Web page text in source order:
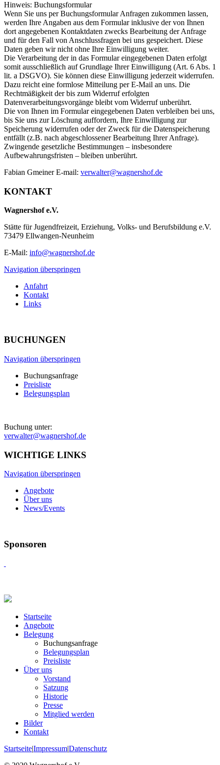
Hinweis: Buchungsformular
Wenn Sie uns per Buchungsformular Anfragen zukommen lassen,
werden Ihre Angaben aus dem Formular inklusive der von Ihnen
dort angegebenen Kontaktdaten zwecks Bearbeitung der Anfrage
und für den Fall von Anschlussfragen bei uns gespeichert. Diese
Daten geben wir nicht ohne Ihre Einwilligung weiter.
Die Verarbeitung der in das Formular eingegebenen Daten erfolgt
somit ausschließlich auf Grundlage Ihrer Einwilligung (Art. 6 Abs. 1
lit. a DSGVO). Sie können diese Einwilligung jederzeit widerrufen.
Dazu reicht eine formlose Mitteilung per E-Mail an uns. Die
Rechtmäßigkeit der bis zum Widerruf erfolgten
Datenverarbeitungsvorgänge bleibt vom Widerruf unberührt.
Die von Ihnen im Formular eingegebenen Daten verbleiben bei uns,
bis Sie uns zur Löschung auffordern, Ihre Einwilligung zur
Speicherung widerrufen oder der Zweck für die Datenspeicherung
entfällt (z.B. nach abgeschlossener Bearbeitung Ihrer Anfrage).
Zwingende gesetzliche Bestimmungen – insbesondere
Aufbewahrungsfristen – bleiben unberührt.
Fabian Gmeiner E-mail: verwalter@wagnershof.de
KONTAKT
Wagnershof e.V.
Stätte für Jugendfreizeit, Erziehung, Volks- und Berufsbildung e.V.
73479 Ellwangen-Neunheim
E-Mail: info@wagnershof.de
Navigation überspringen
Anfahrt
Kontakt
Links
BUCHUNGEN
Navigation überspringen
Buchungsanfrage
Preisliste
Belegungsplan
Buchung unter:
verwalter@wagnershof.de
WICHTIGE LINKS
Navigation überspringen
Angebote
Über uns
News/Events
Sponsoren
Startseite
Angebote
Belegung
Buchungsanfrage
Belegungsplan
Preisliste
Über uns
Vorstand
Satzung
Historie
Presse
Mitglied werden
Bilder
Kontakt
Startseite|Impressum|Datenschutz